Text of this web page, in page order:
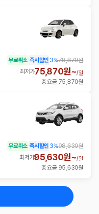
무료취소 즉시할인 3%78,870원
최저가75,870원~/일
총 요금 75,870원
무료취소 즉시할인 3%98,630원
최저가95,630원~/일
총 요금 95,630원